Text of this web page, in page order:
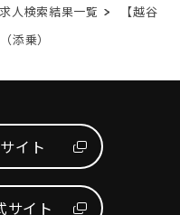
求人検索結果一覧
【越谷
添乗）
イト
サイト